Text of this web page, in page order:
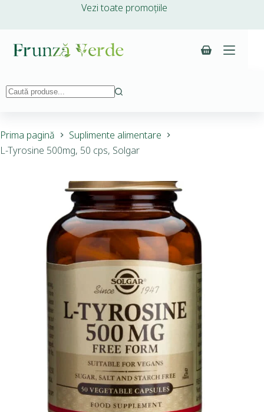
Vezi toate promoțiile
Prima pagină
Suplimente alimentare
L-Tyrosine 500mg, 50 cps, Solgar